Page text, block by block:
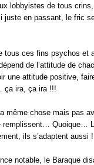
lobbyistes de tous
en passant, le fric
tous ces fins psychos et
de l’attitude de
une attitude positive,
ira, ça ira !!!
même chose mais pas
remplissent… Quoique…
ils s’adaptent aussi !
notable, le Baraque